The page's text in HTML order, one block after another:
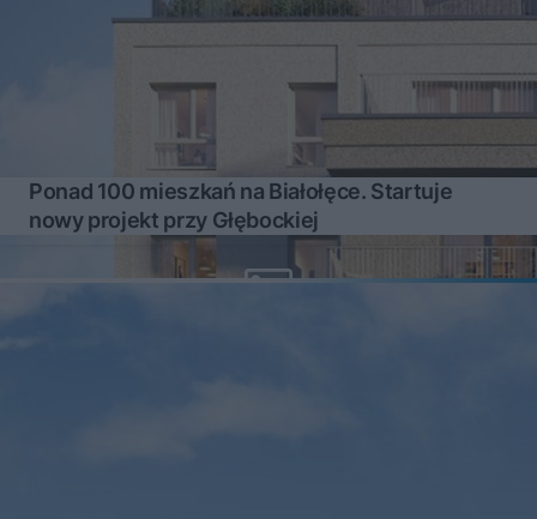
Ponad 100 mieszkań na Białołęce. Startuje
nowy projekt przy Głębockiej